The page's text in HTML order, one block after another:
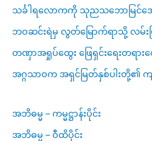
သင်္ခါရလောကကို သုညသဘောမြင်အ
ဘဝဆင်းရဲမှ လွတ်မြောက်ရာသို့ လမ်းပ
တဏှာအရှုပ်ထွေး ဖြေရှင်းရေးတရား
အဂ္ဂသာဝက အရှင်မြတ်နှစ်ပါးတို့၏ က
အဘိဓမ္မ – ကမ္မဋ္ဌာန်းပိုင်း
အဘိဓမ္မ – ဝီထိပိုင်း